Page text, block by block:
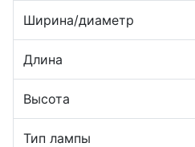
Ширина/диаметр
Длина
Высота
Тип лампы